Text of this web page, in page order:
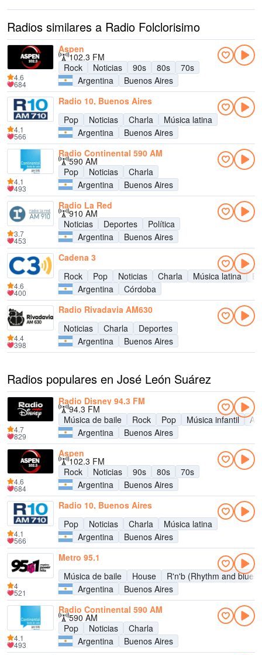
Radios similares a Radio Folclorisimo
Aspen
102.3 FM
Rock
Noticias 90s 80s
70s
Argentina
Buenos Aires
4.6
684
Radio 10, Buenos Aires
Pop
Noticias Charla
Música latina
Argentina
Buenos Aires
4.1
566
Radio Continental 590 AM
590 AM
Pop
Noticias
Charla
Argentina
Buenos Aires
4.1
493
Radio La Red
910 AM
Noticias
Deportes
Política
Argentina
Buenos Aires
3.7
453
Cadena 3
Rock
Pop Noticias Charla Música latina
Argentina
Córdoba
4.6
400
Radio Rivadavia AM630
Noticias
Charla
Deportes
Argentina
Buenos Aires
4.4
398
Radios populares en José León Suárez
Radio Disney 94.3 FM
94.3 FM
Música de baile
Rock Pop Música infantil
Argentina
Buenos Aires
4.7
829
Aspen
102.3 FM
Rock
Noticias 90s 80s
70s
Argentina
Buenos Aires
4.6
684
Radio 10, Buenos Aires
Pop
Noticias Charla
Música latina
Argentina
Buenos Aires
4.1
566
Metro 95.1
Música de baile
House
R'n'b (Rhythm and blues)
Argentina
Buenos Aires
4
521
Radio Continental 590 AM
590 AM
Pop
Noticias
Charla
Argentina
Buenos Aires
4.1
493